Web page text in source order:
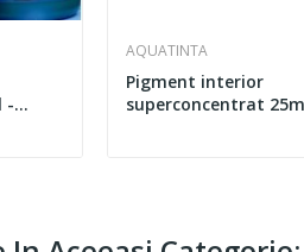
-
AQUATINTA
Pigment interior
superconcentrat